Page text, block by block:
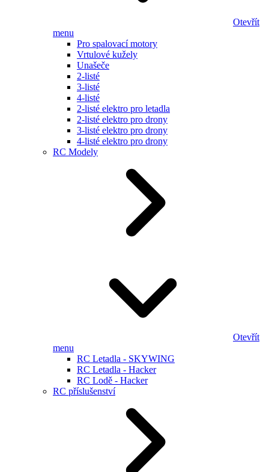
Otevřít
menu
Pro spalovací motory
Vrtulové kužely
Unašeče
2-listé
3-listé
4-listé
2-listé elektro pro letadla
2-listé elektro pro drony
3-listé elektro pro drony
4-listé elektro pro drony
RC Modely
Otevřít
menu
RC Letadla - SKYWING
RC Letadla - Hacker
RC Lodě - Hacker
RC příslušenství